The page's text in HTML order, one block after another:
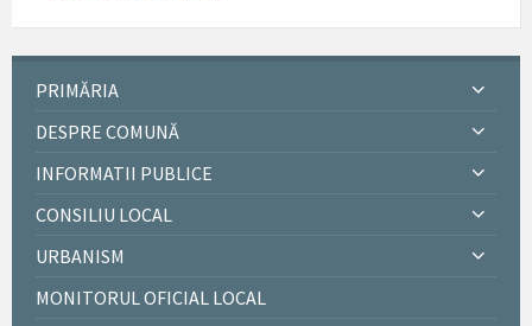
PRIMĂRIA
DESPRE COMUNĂ
INFORMATII PUBLICE
CONSILIU LOCAL
URBANISM
MONITORUL OFICIAL LOCAL